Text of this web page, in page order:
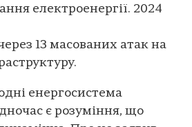
електроенергії. 2024
13 масованих атак на
енергосистема
є розуміння, що